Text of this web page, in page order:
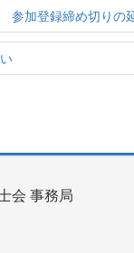
加登録締め切りの
会 事務局